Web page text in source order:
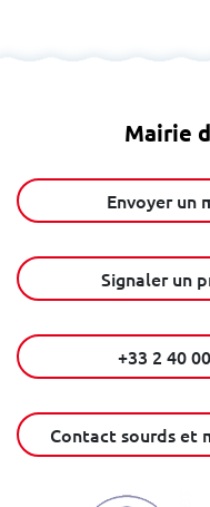
Mairie
Envoyer un
Signaler un
+33 2 40
Contact sourds et